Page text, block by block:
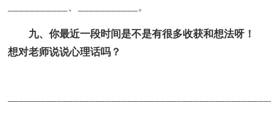
___________、___________。
九、你最近一段时间是不是有很多收获和想法呀！
想对老师说说心理话吗？